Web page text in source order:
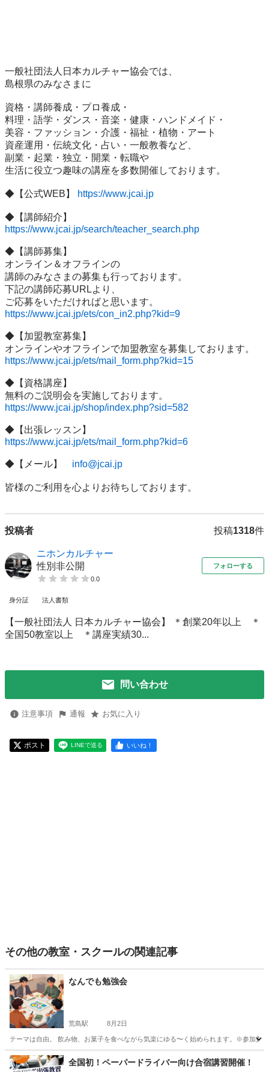
一般社団法人日本カルチャー協会では、
島根県のみなさまに
資格・講師養成・プロ養成・
料理・語学・ダンス・音楽・健康・ハンドメイド・
美容・ファッション・介護・福祉・植物・アート
資産運用・伝統文化・占い・一般教養など、
副業・起業・独立・開業・転職や
生活に役立つ趣味の講座を多数開催しております。
◆【公式WEB】 https://www.jcai.jp
https://www.jcai.jp/search/teacher_search.php
◆【講師募集】
オンライン＆オフラインの
講師のみなさまの募集も行っております。
下記の講師応募URLより、
https://www.jcai.jp/ets/con_in2.php?kid=9
◆【加盟教室募集】
https://www.jcai.jp/ets/mail_form.php?kid=15
◆【資格講座】
https://www.jcai.jp/shop/index.php?sid=582
https://www.jcai.jp/ets/mail_form.php?kid=6
◆【メール】 info@jcai.jp
皆様のご利用を心よりお待ちしております。
投稿者 投稿1318件
ニホンカルチャー
性別非公開
0.0
フォローする
身分証 法人書類
【一般社団法人 日本カルチャー協会】 ＊創業20年以上 ＊
全国50教室以上 ＊講座実績30...
問い合わせ
注意事項 通報 お気に入り
ポスト LINEで送る いいね！
その他の教室・スクールの関連記事
なんでも勉強会
荒島駅 8月2日
テーマは自由。 飲み物、お菓子を食べながら気楽にゆる〜く始められます。※参加費
島根 安来市 荒島駅 その他 個人
全国初！ペーパードライバー向け合宿講習開催！